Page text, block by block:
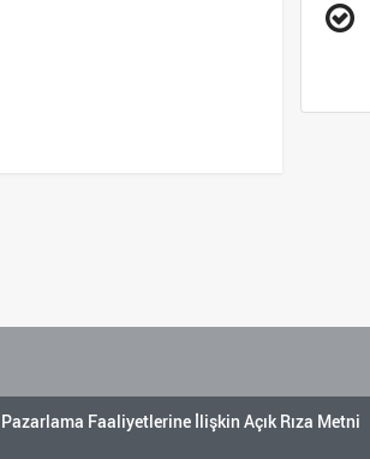
Pazarlama Faaliyetlerine İlişkin Açık Rıza Metni